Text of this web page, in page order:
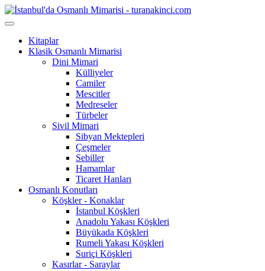
Kitaplar
Klasik Osmanlı Mimarisi
Dini Mimari
Külliyeler
Camiler
Mescitler
Medreseler
Türbeler
Sivil Mimari
Sibyan Mektepleri
Çeşmeler
Sebiller
Hamamlar
Ticaret Hanları
Osmanlı Konutları
Köşkler - Konaklar
İstanbul Köşkleri
Anadolu Yakası Köşkleri
Büyükada Köşkleri
Rumeli Yakası Köşkleri
Suriçi Köşkleri
Kasırlar - Saraylar